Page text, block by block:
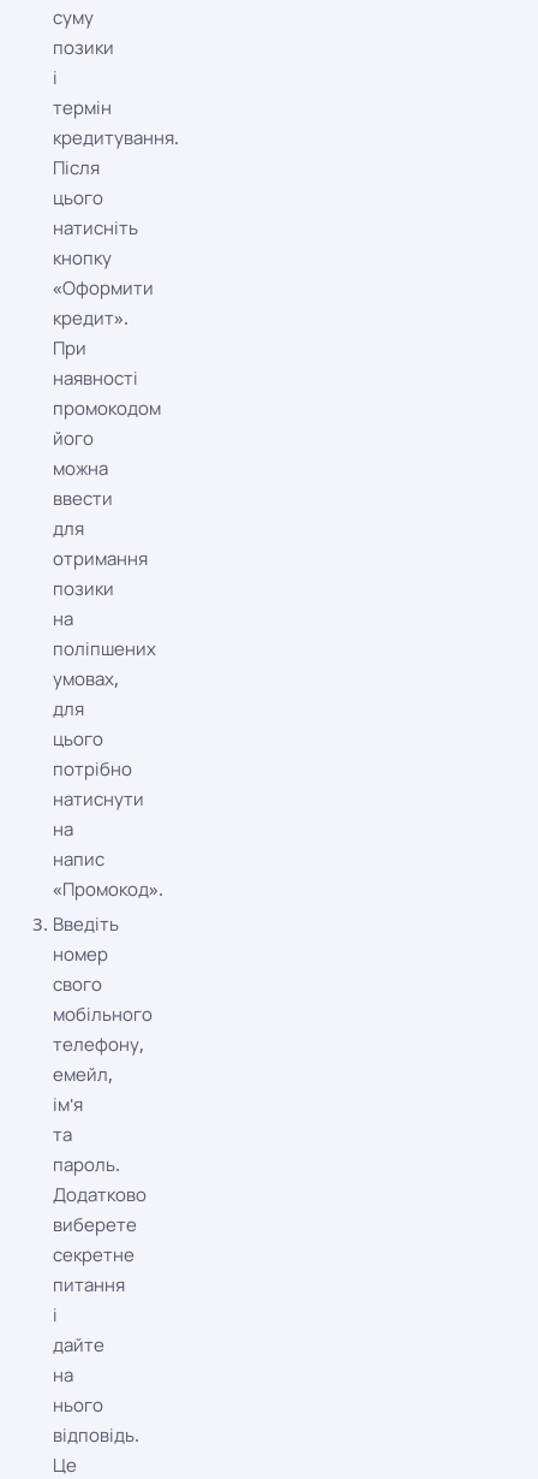
суму
позики
і
термін
кредитування.
Після
цього
натисніть
кнопку
«Оформити
кредит».
При
наявності
промокодом
його
можна
ввести
для
отримання
позики
на
поліпшених
умовах,
для
цього
потрібно
натиснути
на
напис
«Промокод».
Введіть
номер
свого
мобільного
телефону,
емейл,
ім'я
та
пароль.
Додатково
виберете
секретне
питання
і
дайте
на
нього
відповідь.
Це